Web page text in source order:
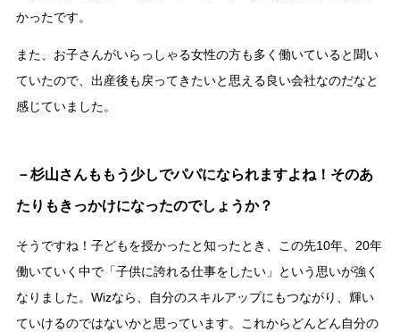
かったです。
また、お子さんがいらっしゃる女性の方も多く働いていると聞い
ていたので、出産後も戻ってきたいと思える良い会社なのだなと
感じていました。
－杉山さんももう少しでパパになられますよね！そのあ
たりもきっかけになったのでしょうか？
そうですね！子どもを授かったと知ったとき、この先10年、20年
働いていく中で「子供に誇れる仕事をしたい」という思いが強く
なりました。Wizなら、自分のスキルアップにもつながり、輝い
ていけるのではないかと思っています。これからどんどん自分の